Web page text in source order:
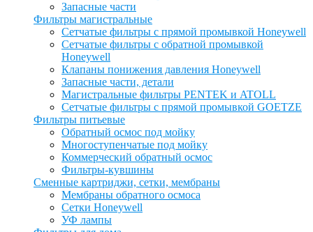
Запасные части
Фильтры магистральные
Сетчатые фильтры с прямой промывкой Honeywell
Сетчатые фильтры с обратной промывкой
Honeywell
Клапаны понижения давления Honeywell
Запасные части, детали
Магистральные фильтры PENTEK и ATOLL
Сетчатые фильтры с прямой промывкой GOETZE
Фильтры питьевые
Обратный осмос под мойку
Многоступенчатые под мойку
Коммерческий обратный осмос
Фильтры-кувшины
Сменные картриджи, сетки, мембраны
Мембраны обратного осмоса
Сетки Honeywell
УФ лампы